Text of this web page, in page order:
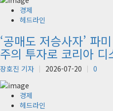
경제
헤드라인
‘공매도 저승사자’ 파
주의 투자로 코리아 디
장호진 기자 2026-07-20 0
경제
헤드라인